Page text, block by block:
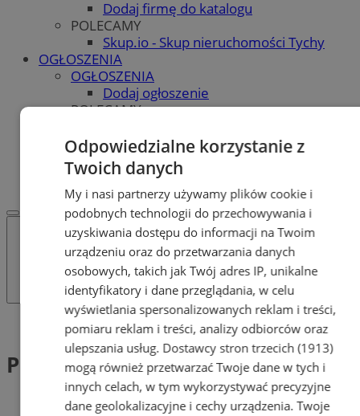
Dodaj firmę do katalogu
POLECAMY
Skup.io - Skup nieruchomości Tychy
OGŁOSZENIA
OGŁOSZENIA
Dodaj ogłoszenie
POLECAMY
Pracuj.pl - praca w Tychach
REKLAMA
WSPÓŁPRACA
Tag: Prezydent RP
Prezydent RP (1)
Odpowiedzialne korzystanie z
Twoich danych
My i nasi partnerzy używamy plików cookie i
podobnych technologii do przechowywania i
uzyskiwania dostępu do informacji na Twoim
urządzeniu oraz do przetwarzania danych
osobowych, takich jak Twój adres IP, unikalne
identyfikatory i dane przeglądania, w celu
wyświetlania spersonalizowanych reklam i treści,
pomiaru reklam i treści, analizy odbiorców oraz
ulepszania usług. Dostawcy stron trzecich (1913)
mogą również przetwarzać Twoje dane w tych i
innych celach, w tym wykorzystywać precyzyjne
dane geolokalizacyjne i cechy urządzenia. Twoje